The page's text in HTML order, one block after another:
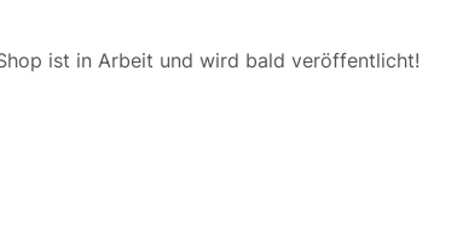
ist in Arbeit und wird bald veröffentlicht!